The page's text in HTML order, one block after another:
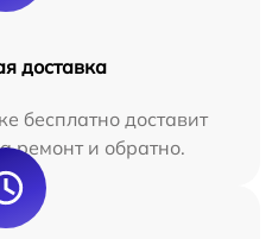
доставка
бесплатно доставит
ремонт и обратно.